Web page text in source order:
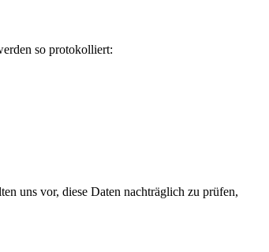
so protokolliert:
uns vor, diese Daten nachträglich zu prüfen,